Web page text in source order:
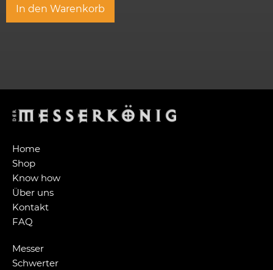
In den Warenkorb
Home
Shop
Know how
Über uns
Kontakt
FAQ
Messer
Schwerter